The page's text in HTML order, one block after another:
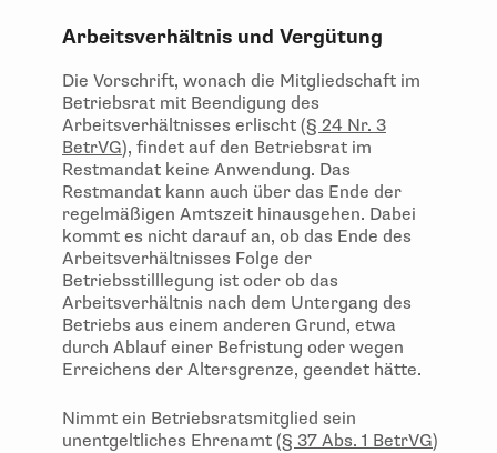
Arbeitsverhältnis und Vergütung
Die Vorschrift, wonach die Mitgliedschaft im
Betriebsrat mit Beendigung des
Arbeitsverhältnisses erlischt (§ 24 Nr. 3
BetrVG), findet auf den Betriebsrat im
Restmandat keine Anwendung. Das
Restmandat kann auch über das Ende der
regelmäßigen Amtszeit hinausgehen. Dabei
kommt es nicht darauf an, ob das Ende des
Arbeitsverhältnisses Folge der
Betriebsstilllegung ist oder ob das
Arbeitsverhältnis nach dem Untergang des
Betriebs aus einem anderen Grund, etwa
durch Ablauf einer Befristung oder wegen
Erreichens der Altersgrenze, geendet hätte.
Nimmt ein Betriebsratsmitglied sein
unentgeltliches Ehrenamt (§ 37 Abs. 1 BetrVG)